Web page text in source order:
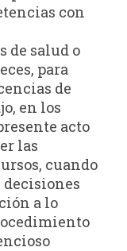
con
de salud o
para
de
en los
acto
las
cuando
decisiones
a lo